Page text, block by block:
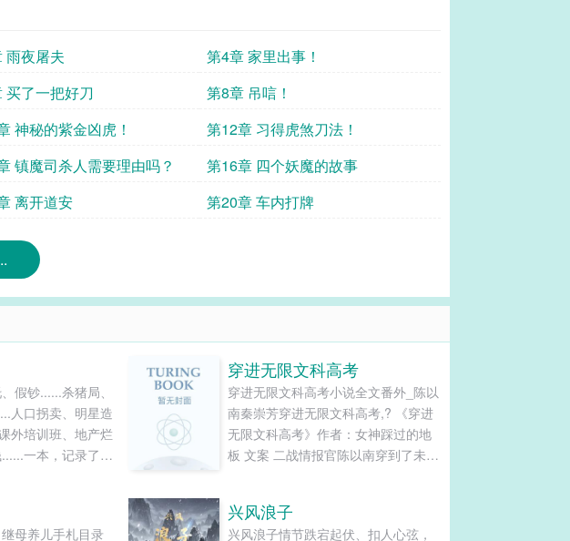
雨夜屠夫
第4章 家里出事！
买了一把好刀
第8章 吊唁！
神秘的紫金凶虎！
第12章 习得虎煞刀法！
镇魔司杀人需要理由吗？
第16章 四个妖魔的故事
离开道安 第20章 车内打牌
假钞......杀猪局、
人口拐卖、明星造
外培训班、地产烂
一本，记录了一
系，这也成了我
穿进无限文科高考
穿进无限文科高考小说全文番外_陈以
南秦崇芳穿进无限文科高考,? 《穿进
无限文科高考》作者：女神踩过的地
板 文案 二战情报官陈以南穿到了未
黑。 这里的高考很奇怪。 考题是《荆
母养儿手札目录
兴风浪子
兴风浪子情节跌宕起伏、扣人心弦，